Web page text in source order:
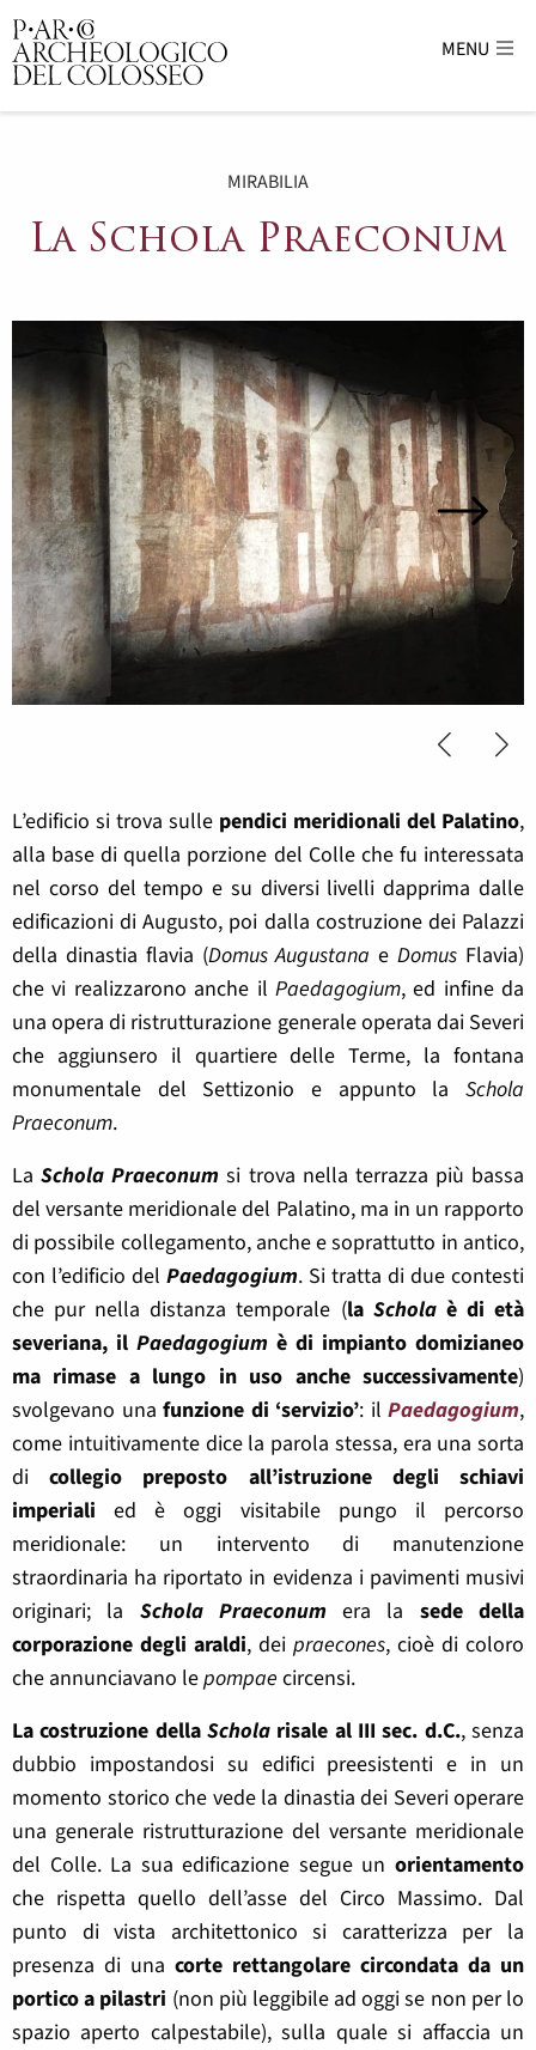
Parco Archeologico del Colosseo - sito
MENU
MIRABILIA
La Schola Praeconum
L’edificio si trova sulle pendici meridionali del Palatino,
alla base di quella porzione del Colle che fu interessata
nel corso del tempo e su diversi livelli dapprima dalle
edificazioni di Augusto, poi dalla costruzione dei Palazzi
della dinastia flavia (Domus Augustana eDomus Flavia)
che vi realizzarono anche il Paedagogium, ed infine da
una opera di ristrutturazione generale operata dai Severi
che aggiunsero il quartiere delle Terme, la fontana
monumentale del Settizonio e appunto la Schola
Praeconum.
LaSchola Praeconum si trova nella terrazza più bassa
del versante meridionale del Palatino, ma in un rapporto
di possibile collegamento, anche e soprattutto in antico,
con l’edificio del Paedagogium. Si tratta di due contesti
che pur nella distanza temporale (la Scholaè di età
severiana, il Paedagogium è di impianto domizianeo
ma rimase a lungo in uso anche successivamente)
svolgevano una funzione di ‘servizio’: il Paedagogium,
come intuitivamente dice la parola stessa, era una sorta
dicollegio preposto all’istruzione degli schiavi
imperialied è oggi visitabile pungo il percorso
meridionale: un intervento di manutenzione
straordinaria ha riportato in evidenza i pavimenti musivi
originari; la Schola Praeconumera la sede della
corporazione degli araldi, dei praecones, cioè di coloro
che annunciavano lepompae circensi.
La costruzione della Schola risale al III sec. d.C., senza
dubbio impostandosi su edifici preesistenti e in un
momento storico che vede la dinastia dei Severi operare
una generale ristrutturazione del versante meridionale
del Colle. La sua edificazione segue un orientamento
che rispetta quello dell’asse del Circo Massimo. Dal
punto di vista architettonico si caratterizza per la
presenza di una corte rettangolare circondata da un
portico a pilastri (non più leggibile ad oggi se non per lo
spazio aperto calpestabile), sulla quale si affaccia un